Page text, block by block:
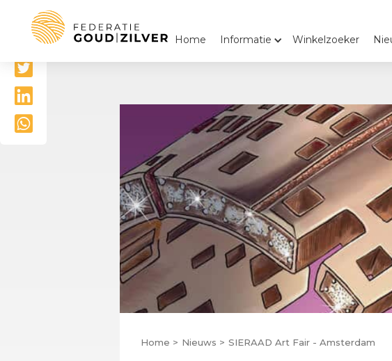
Home Informatie Winkelzoeker
Delen




Home > Nieuws > SIERAAD Art Fair - Amsterdam